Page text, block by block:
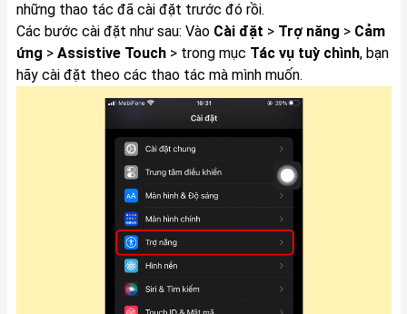
những thao tác đã cài đặt trước đó rồi.
Các bước cài đặt như sau: Vào Cài đặt > Trợ năng > Cảm
ứng > Assistive Touch> trong mục Tác vụ tuỳ chình, bạn
hãy cài đặt theo các thao tác mà mình muốn.